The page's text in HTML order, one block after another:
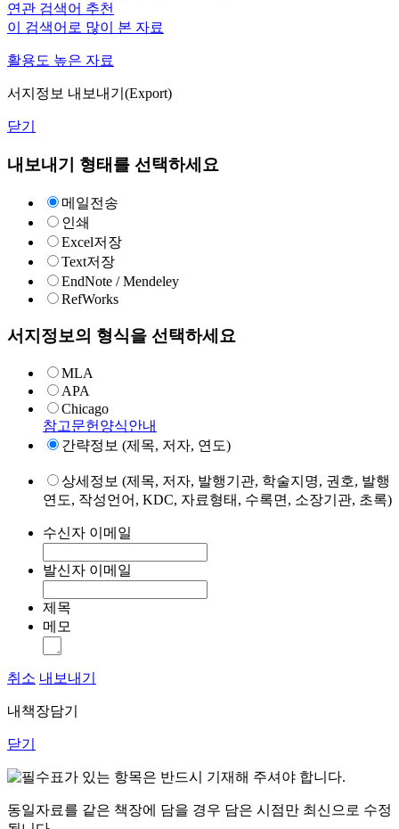
연관 검색어 추천
이 검색어로 많이 본 자료
활용도 높은 자료
서지정보 내보내기(Export)
닫기
내보내기 형태를 선택하세요
메일전송
인쇄
Excel저장
Text저장
EndNote / Mendeley
RefWorks
서지정보의 형식을 선택하세요
MLA
APA
Chicago
참고문헌양식안내
간략정보 (제목, 저자, 연도)
상세정보 (제목, 저자, 발행기관, 학술지명, 권호, 발행
연도, 작성언어, KDC, 자료형태, 수록면, 소장기관, 초록)
수신자 이메일
발신자 이메일
제목
메모
취소 내보내기
내책장담기
닫기
표가 있는 항목은 반드시 기재해 주셔야 합니다.
동일자료를 같은 책장에 담을 경우 담은 시점만 최신으로 수정